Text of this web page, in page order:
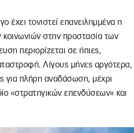
έχει τονιστεί επανειλημμένα η
στην προστασία των
περιορίζεται σε ήπιες,
Λίγους μήνες αργότερα,
για πλήρη αναδάσωση, μέχρι
«στρατηγικών επενδύσεων» και